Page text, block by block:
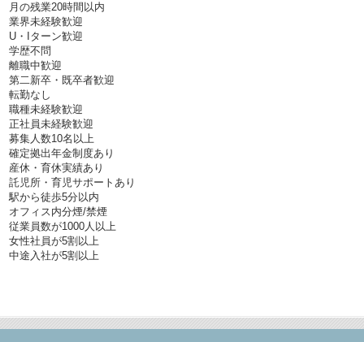
月の残業20時間以内
業界未経験歓迎
U・Iターン歓迎
学歴不問
離職中歓迎
第二新卒・既卒者歓迎
転勤なし
職種未経験歓迎
正社員未経験歓迎
募集人数10名以上
確定拠出年金制度あり
産休・育休実績あり
託児所・育児サポートあり
駅から徒歩5分以内
オフィス内分煙/禁煙
従業員数が1000人以上
女性社員が5割以上
中途入社が5割以上